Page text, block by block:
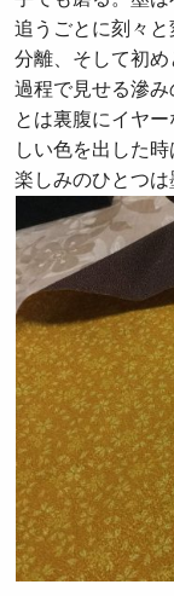
追うごとに刻々
分離、そして初
過程で見せる滲
とは裏腹にイヤ
しい色を出した
楽しみのひとつは